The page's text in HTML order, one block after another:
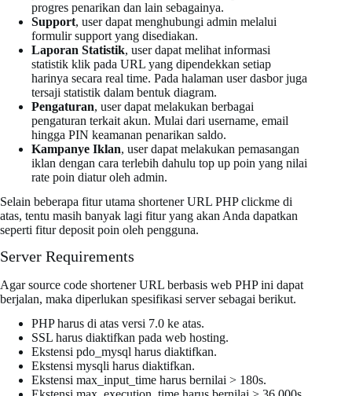
progres penarikan dan lain sebagainya.
Support, user dapat menghubungi admin melalui
formulir support yang disediakan.
Laporan Statistik, user dapat melihat informasi
statistik klik pada URL yang dipendekkan setiap
harinya secara real time. Pada halaman user dasbor juga
tersaji statistik dalam bentuk diagram.
Pengaturan, user dapat melakukan berbagai
pengaturan terkait akun. Mulai dari username, email
hingga PIN keamanan penarikan saldo.
Kampanye Iklan, user dapat melakukan pemasangan
iklan dengan cara terlebih dahulu top up poin yang nilai
rate poin diatur oleh admin.
Selain beberapa fitur utama shortener URL PHP clickme di
atas, tentu masih banyak lagi fitur yang akan Anda dapatkan
seperti fitur deposit poin oleh pengguna.
Server Requirements
Agar source code shortener URL berbasis web PHP ini dapat
berjalan, maka diperlukan spesifikasi server sebagai berikut.
PHP harus di atas versi 7.0 ke atas.
SSL harus diaktifkan pada web hosting.
Ekstensi pdo_mysql harus diaktifkan.
Ekstensi mysqli harus diaktifkan.
Ekstensi max_input_time harus bernilai > 180s.